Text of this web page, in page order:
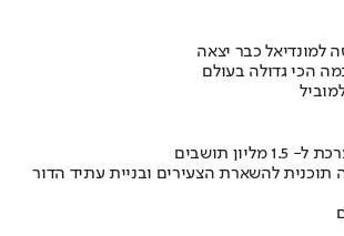
למונדיאל כבר יצאה
הכי גדולה בעולם
תוכנית להשארת הצעירים ובניית עתיד הדור